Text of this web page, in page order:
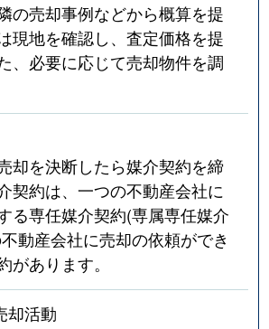
の売却事例などから概算を提
現地を確認し、査定価格を提
、必要に応じて売却物件を調
却を決断したら媒介契約を締
契約は、一つの不動産会社に
る専任媒介契約(専属専任媒介
動産会社に売却の依頼ができ
があります。
却活動